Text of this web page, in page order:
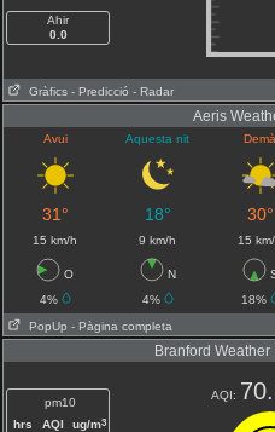
Ahir
0.0
Gràfics - Predicció - Radar
Aeris
Avui Aquesta nit Demà
31° 18° 30°
15 km/h 9 km/h 15
O N
4%
4% 18%
PopUp - Pàgina completa
Branford
pm10
hrs
AQI ug/m3
AQI: